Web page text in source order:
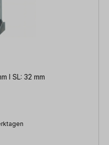
l SL: 32 mm